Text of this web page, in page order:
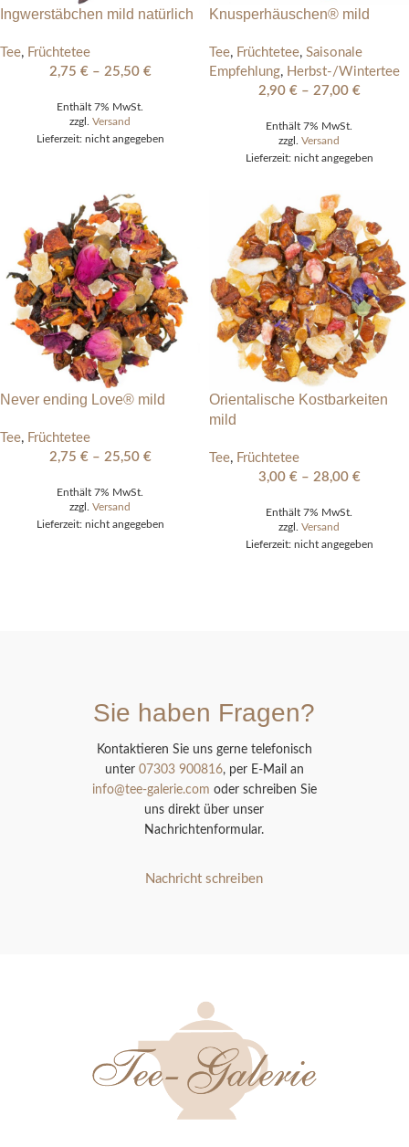
Ingwerstäbchen mild natürlich
Tee, Früchtetee
2,75 € – 25,50 €
Enthält 7% MwSt.
zzgl. Versand
Lieferzeit: nicht angegeben
Knusperhäuschen® mild
Tee, Früchtetee, Saisonale
Empfehlung, Herbst-/Wintertee
2,90 € – 27,00 €
Enthält 7% MwSt.
zzgl. Versand
Lieferzeit: nicht angegeben
Never ending Love® mild
Tee, Früchtetee
2,75 € – 25,50 €
Enthält 7% MwSt.
zzgl. Versand
Lieferzeit: nicht angegeben
Orientalische Kostbarkeiten
mild
Tee, Früchtetee
3,00 € – 28,00 €
Enthält 7% MwSt.
zzgl. Versand
Lieferzeit: nicht angegeben
Sie haben Fragen?
Kontaktieren Sie uns gerne telefonisch
unter 07303 900816, per E-Mail an
info@tee-galerie.com oder schreiben Sie
uns direkt über unser
Nachrichtenformular.
Nachricht schreiben